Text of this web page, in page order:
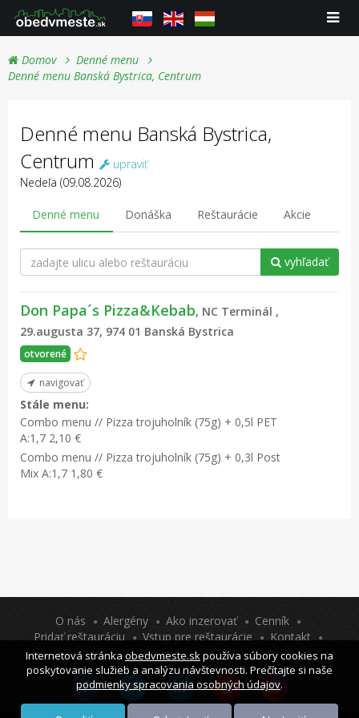
Domov
Denné menu
Denné menu Banská Bystrica, Centrum
Denné menu Banská Bystrica,
Centrum
upraviť
Nedeľa (09.08.2026)
Denné menu Donáška Reštaurácie Akcie
vyhľadať
Don Papa´s Pizza&Kebab, NC Terminál ,
29.augusta 37, 974 01 Banská Bystrica
otvorené
navigovať
Stále menu:
Combo menu // Pizza trojuholník (75g) + 0,5l PET
A:1,7 2,10 €
Combo menu // Pizza trojuholník (75g) + 0,3l Post
Mix A:1,7 1,80 €
O nás Alergény Ako inzerovať
Cenník
Pridať reštauráciu
Vstup pre reštaurácie
Kontakt
Partneri
Vaša poloha GDPR Cookies
Internetová stránka obedvmeste.skpoužíva súbory cookies na
poskytovanie služieb a analýzu návštevnosti. Prečítajte si naše
podmienky spracovania osobných údajov.